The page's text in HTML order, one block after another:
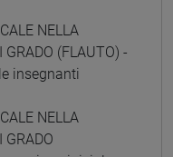
NELLA
GRADO (FLAUTO) -
insegnanti
NELLA
GRADO